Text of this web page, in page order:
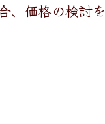
、価格の検討を